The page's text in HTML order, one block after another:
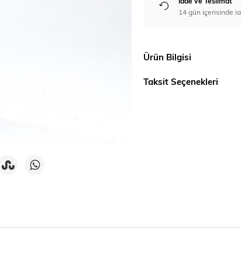
14 gün içerisinde
Ürün Bilgisi
Taksit Seçenekleri